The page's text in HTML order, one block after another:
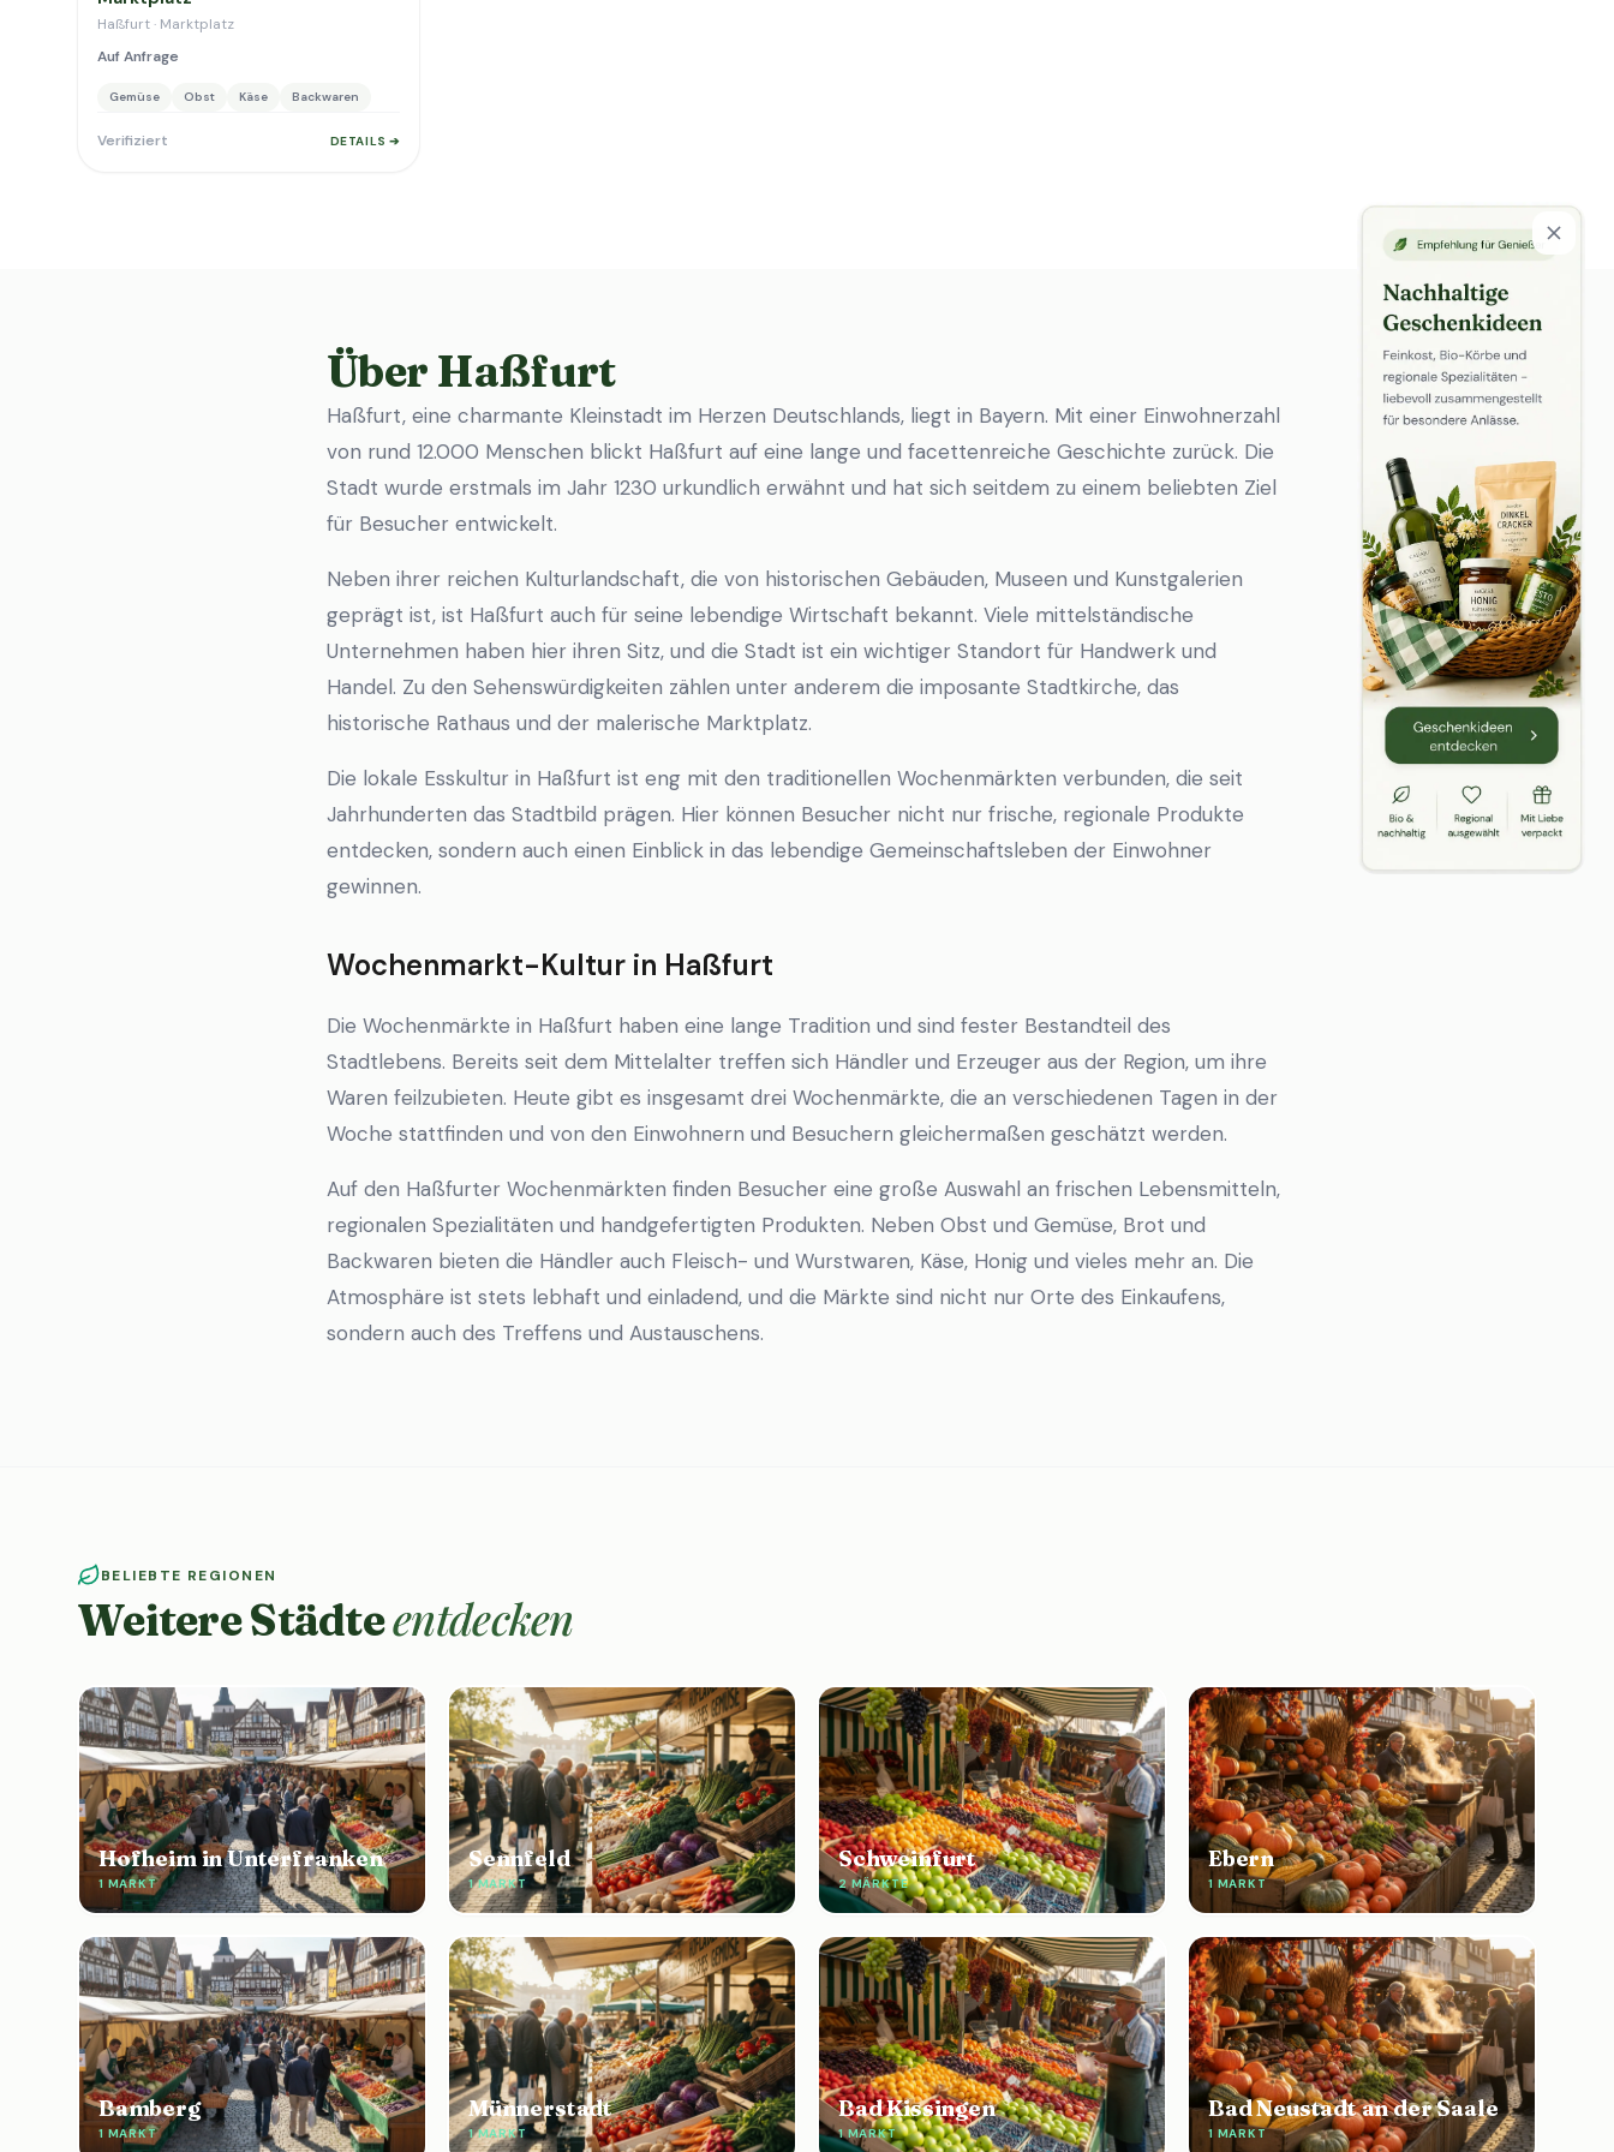
Haßfurt · Marktplatz
Auf Anfrage
Gemüse Obst Käse Backwaren
Verifiziert DETAILS ➔
Über Haßfurt
Haßfurt, eine charmante Kleinstadt im Herzen Deutschlands, liegt in Bayern. Mit einer Einwohnerzahl
von rund 12.000 Menschen blickt Haßfurt auf eine lange und facettenreiche Geschichte zurück. Die
Stadt wurde erstmals im Jahr 1230 urkundlich erwähnt und hat sich seitdem zu einem beliebten Ziel
für Besucher entwickelt.
Neben ihrer reichen Kulturlandschaft, die von historischen Gebäuden, Museen und Kunstgalerien
geprägt ist, ist Haßfurt auch für seine lebendige Wirtschaft bekannt. Viele mittelständische
Unternehmen haben hier ihren Sitz, und die Stadt ist ein wichtiger Standort für Handwerk und
Handel. Zu den Sehenswürdigkeiten zählen unter anderem die imposante Stadtkirche, das
historische Rathaus und der malerische Marktplatz.
Die lokale Esskultur in Haßfurt ist eng mit den traditionellen Wochenmärkten verbunden, die seit
Jahrhunderten das Stadtbild prägen. Hier können Besucher nicht nur frische, regionale Produkte
entdecken, sondern auch einen Einblick in das lebendige Gemeinschaftsleben der Einwohner
gewinnen.
Wochenmarkt-Kultur in Haßfurt
Die Wochenmärkte in Haßfurt haben eine lange Tradition und sind fester Bestandteil des
Stadtlebens. Bereits seit dem Mittelalter treffen sich Händler und Erzeuger aus der Region, um ihre
Waren feilzubieten. Heute gibt es insgesamt drei Wochenmärkte, die an verschiedenen Tagen in der
Woche stattfinden und von den Einwohnern und Besuchern gleichermaßen geschätzt werden.
Auf den Haßfurter Wochenmärkten finden Besucher eine große Auswahl an frischen Lebensmitteln,
regionalen Spezialitäten und handgefertigten Produkten. Neben Obst und Gemüse, Brot und
Backwaren bieten die Händler auch Fleisch- und Wurstwaren, Käse, Honig und vieles mehr an. Die
Atmosphäre ist stets lebhaft und einladend, und die Märkte sind nicht nur Orte des Einkaufens,
sondern auch des Treffens und Austauschens.
BELIEBTE REGIONEN
Weitere Städteentdecken
Hofheim in Unterfranken
1 MARKT
Sennfeld
1 MARKT
Schweinfurt
2 MÄRKTE
Ebern
1 MARKT
Bamberg
1 MARKT
Münnerstadt
1 MARKT
Bad Kissingen
1 MARKT
Bad Neustadt an der Saale
1 MARKT